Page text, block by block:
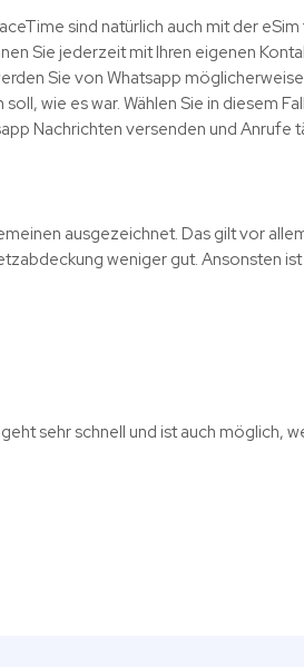
sind natürlich auch mit der
Sie jederzeit mit Ihren eigenen
Sie von Whatsapp
wie es war. Wählen Sie in diesem
Nachrichten versenden und Anrufe
ausgezeichnet. Das gilt vor
weniger gut. Ansonsten
sehr schnell und ist auch möglich,